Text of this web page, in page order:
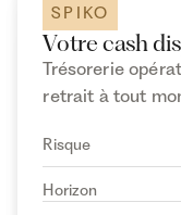
SPIKO
Votre cash
Trésorerie
retrait à tout
Risque
Horizon